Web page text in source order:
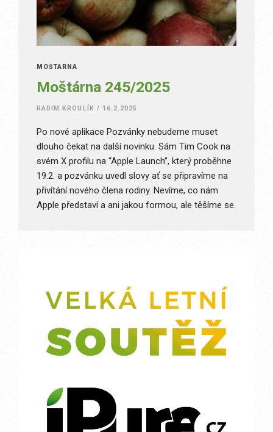
MOŠTÁRNA
Moštárna 245/2025
RADIM KROULÍK / 16.2.2025
Po nové aplikace Pozvánky nebudeme muset
dlouho čekat na další novinku. Sám Tim Cook na
svém X profilu na “Apple Launch”, který proběhne
19.2. a pozvánku uvedl slovy ať se připravíme na
přivítání nového člena rodiny. Nevíme, co nám
Apple představí a ani jakou formou, ale těšíme se.